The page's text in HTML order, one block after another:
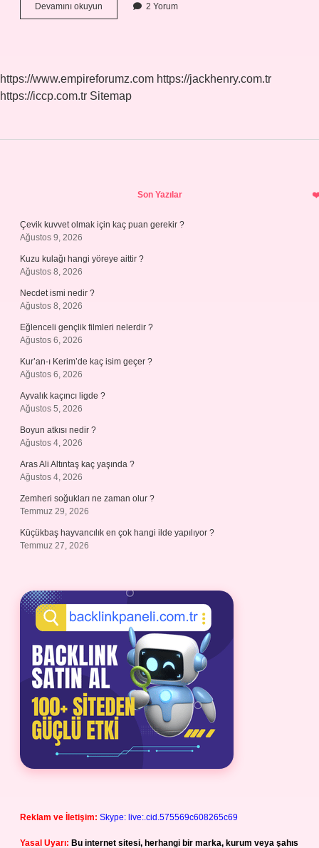
Devamını okuyun
Kurusu
2 Yorum
https://www.empireforumz.com https://jackhenry.com.tr
https://iccp.com.tr Sitemap
Son Yazılar
Çevik kuvvet olmak için kaç puan gerekir ?
Ağustos 9, 2026
Kuzu kulağı hangi yöreye aittir ?
Ağustos 8, 2026
Necdet ismi nedir ?
Ağustos 8, 2026
Eğlenceli gençlik filmleri nelerdir ?
Ağustos 6, 2026
Kur’an-ı Kerim’de kaç isim geçer ?
Ağustos 6, 2026
Ayvalık kaçıncı ligde ?
Ağustos 5, 2026
Boyun atkısı nedir ?
Ağustos 4, 2026
Aras Ali Altıntaş kaç yaşında ?
Ağustos 4, 2026
Zemheri soğukları ne zaman olur ?
Temmuz 29, 2026
Küçükbaş hayvancılık en çok hangi ilde yapılıyor ?
Temmuz 27, 2026
Reklam ve İletişim: Skype: live:.cid.575569c608265c69
Yasal Uyarı: Bu internet sitesi, herhangi bir marka, kurum veya şahıs